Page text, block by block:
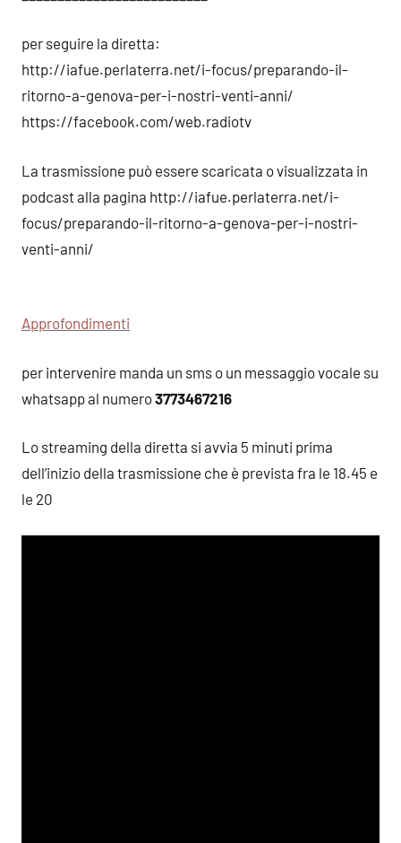
per seguire la diretta:
http://iafue.perlaterra.net/i-focus/preparando-il-
ritorno-a-genova-per-i-nostri-venti-anni/
https://facebook.com/web.radiotv
La trasmissione può essere scaricata o visualizzata in
podcast alla pagina http://iafue.perlaterra.net/i-
focus/preparando-il-ritorno-a-genova-per-i-nostri-
venti-anni/
Approfondimenti
per intervenire manda un sms o un messaggio vocale su
whatsapp al numero3773467216
Lo streaming della diretta si avvia 5 minuti prima
dell’inizio della trasmissione che è prevista fra le 18.45 e
le 20